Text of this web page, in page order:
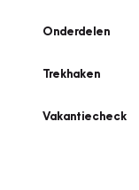
Onderdelen
Trekhaken
Vakantiecheck